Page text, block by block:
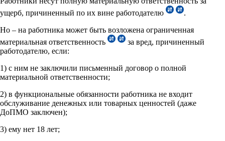
ущерб, причиненный по их вине работодателю
.
Но – на работника может быть возложена ограниченная
материальная ответственность
за вред, причиненный
работодателю, если:
1) с ним не заключили письменный договор о полной
материальной ответственности;
2) в функциональные обязанности работника не входит
обслуживание денежных или товарных ценностей (даже
ДоПМО заключен);
3) ему нет 18 лет;